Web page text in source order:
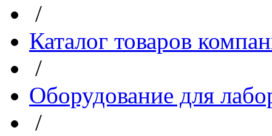
/
Каталог товаров
/
Оборудование для
/